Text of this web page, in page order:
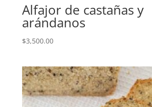
Alfajor de castañas y
arándanos
$3,500.00